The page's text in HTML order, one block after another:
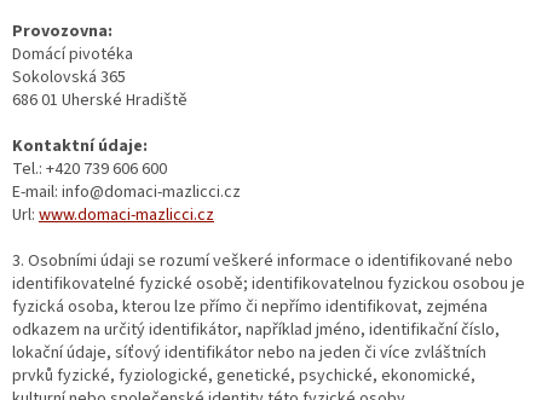
Provozovna:
Domácí pivotéka
Sokolovská 365
686 01 Uherské Hradiště
Kontaktní údaje:
Tel.: +420 739 606 600
E-mail: info@domaci-mazlicci.cz
Url: www.domaci-mazlicci.cz
3. Osobními údaji se rozumí veškeré informace o identifikované nebo
identifikovatelné fyzické osobě; identifikovatelnou fyzickou osobou je
fyzická osoba, kterou lze přímo či nepřímo identifikovat, zejména
odkazem na určitý identifikátor, například jméno, identifikační číslo,
lokační údaje, síťový identifikátor nebo na jeden či více zvláštních
prvků fyzické, fyziologické, genetické, psychické, ekonomické,